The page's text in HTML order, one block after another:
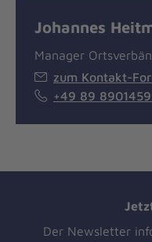
Johannes
Manager
zum Kontakt-
+49 89
Der Newsletter